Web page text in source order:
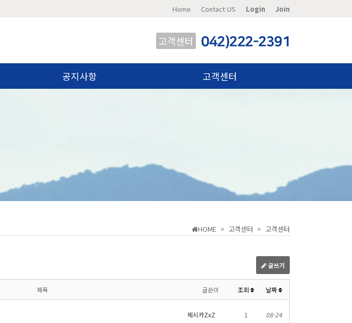
Home Contact US Login Join
고객센터 042)222-2391
공지사항 고객센터
HOME > 고객센터 > 고객센터
글쓰기
제목 글쓴이 조회 날짜
제시카ZxZ 1 08-24